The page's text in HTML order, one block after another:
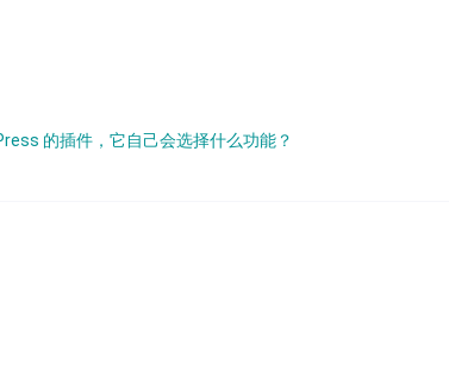
的插件，它自己会选择什么功能？